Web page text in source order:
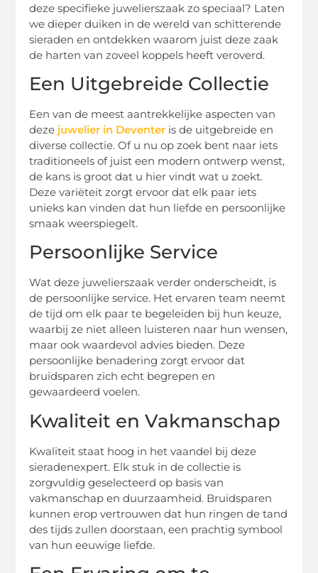
deze specifieke juwelierszaak zo speciaal? Laten
we dieper duiken in de wereld van schitterende
sieraden en ontdekken waarom juist deze zaak
de harten van zoveel koppels heeft veroverd.
Een Uitgebreide Collectie
Een van de meest aantrekkelijke aspecten van
deze juwelier in Deventer is de uitgebreide en
diverse collectie. Of u nu op zoek bent naar iets
traditioneels of juist een modern ontwerp wenst,
de kans is groot dat u hier vindt wat u zoekt.
Deze variëteit zorgt ervoor dat elk paar iets
unieks kan vinden dat hun liefde en persoonlijke
smaak weerspiegelt.
Persoonlijke Service
Wat deze juwelierszaak verder onderscheidt, is
de persoonlijke service. Het ervaren team neemt
de tijd om elk paar te begeleiden bij hun keuze,
waarbij ze niet alleen luisteren naar hun wensen,
maar ook waardevol advies bieden. Deze
persoonlijke benadering zorgt ervoor dat
bruidsparen zich echt begrepen en
gewaardeerd voelen.
Kwaliteit en Vakmanschap
Kwaliteit staat hoog in het vaandel bij deze
sieradenexpert. Elk stuk in de collectie is
zorgvuldig geselecteerd op basis van
vakmanschap en duurzaamheid. Bruidsparen
kunnen erop vertrouwen dat hun ringen de tand
des tijds zullen doorstaan, een prachtig symbool
van hun eeuwige liefde.